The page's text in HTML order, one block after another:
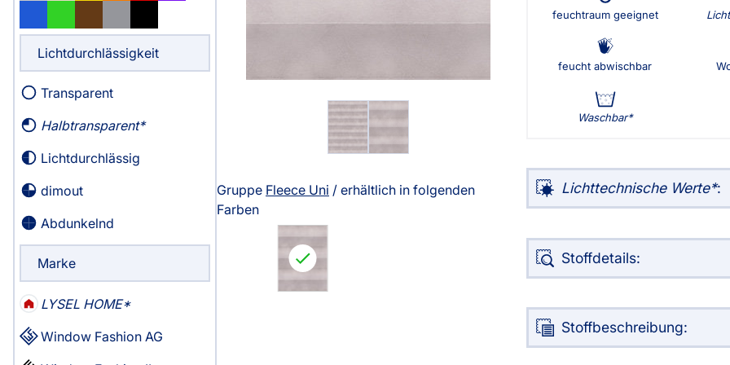
Fertiggrössen
Zubehör
Raffrollo
Alle Raffrollos
Massanfertigung
Fertiggrössen
Zubehör
Alle Flächenvorhänge
Massanfertigung
Zubehör
Zubehör
Alle Vorhangstangen
Fertiggrössen
Fliegengitter
Zubehör
Massanfertigung
Zubehör
Alle
Service Versand
Lichtdurchlässigkeit
Transparent
Halbtransparent
Lichtdurchlässig
dimout
Abdunkelnd
Marke
LYSEL HOME
Window Fashion AG
Gruppe Fleece Uni / erhältlich in folgenden
Farben
feuchtraum geeignet
feucht abwischbar
Waschbar
Lichttechnische Werte :
Stoffdetails:
Stoffbeschreibung: